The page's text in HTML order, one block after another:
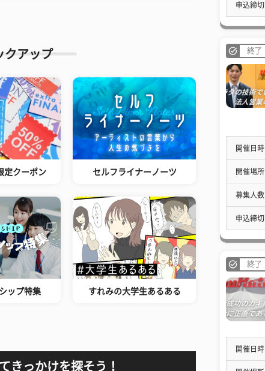
クアップ
定クーポン セルフライナーノーツ
ップ特集 すれみの大学生あるある
きっかけを探そう！
申込締切
終了
開催日時
開催場所
募集人数
申込締切
終了
開催日時